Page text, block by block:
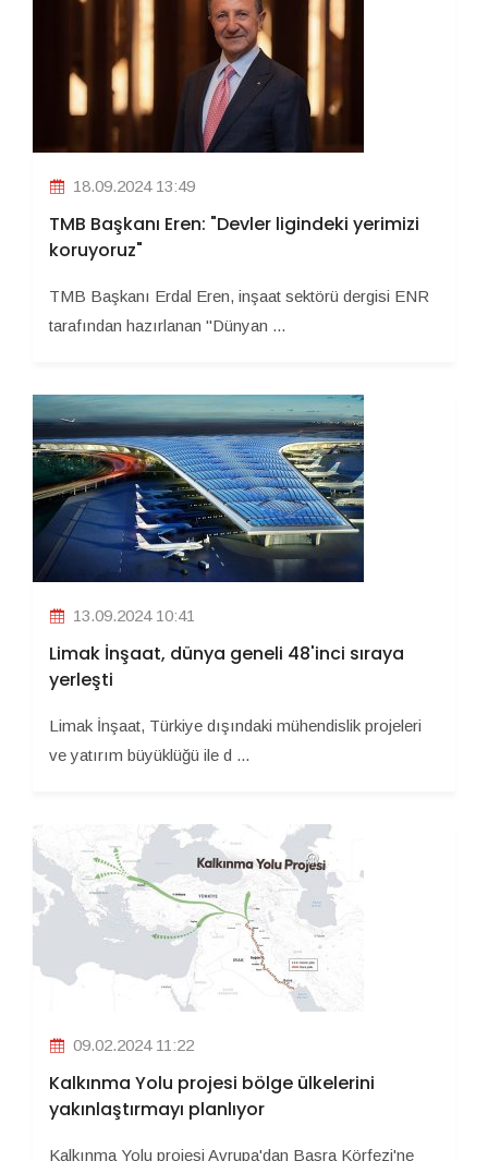
18.09.2024 13:49
TMB Başkanı Eren: "Devler ligindeki yerimizi
koruyoruz"
TMB Başkanı Erdal Eren, inşaat sektörü dergisi ENR
tarafından hazırlanan "Dünyan ...
13.09.2024 10:41
Limak İnşaat, dünya geneli 48'inci sıraya
yerleşti
Limak İnşaat, Türkiye dışındaki mühendislik projeleri
ve yatırım büyüklüğü ile d ...
09.02.2024 11:22
Kalkınma Yolu projesi bölge ülkelerini
yakınlaştırmayı planlıyor
Kalkınma Yolu projesi Avrupa'dan Basra Körfezi'ne